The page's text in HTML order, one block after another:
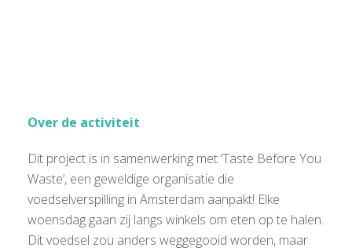
Over de activiteit
Dit project is in samenwerking met ‘Taste Before You
Waste’, een geweldige organisatie die
voedselverspilling in Amsterdam aanpakt! Elke
woensdag gaan zij langs winkels om eten op te halen.
Dit voedsel zou anders weggegooid worden, maar